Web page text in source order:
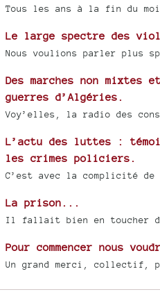
Tous les ans à la fin du
Le large spectre des
Nous voulions parler plus
Des marches non mixtes
guerres d’Algéries.
Voy’elles, la radio des
L’actu des luttes :
les crimes policiers.
C’est avec la complicité de
La prison...
Il fallait bien en toucher
Pour commencer nous
Un grand merci, collectif,